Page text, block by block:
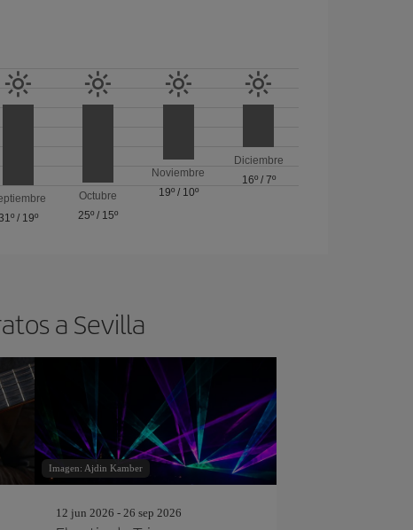
/ 19º
Octubre
25º / 15º
Noviembre
19º/ 10º
Diciembre
16º/ 7º
a Sevilla
Imagen: Ajdin Kamber
12 jun 2026 - 26 sep 2026